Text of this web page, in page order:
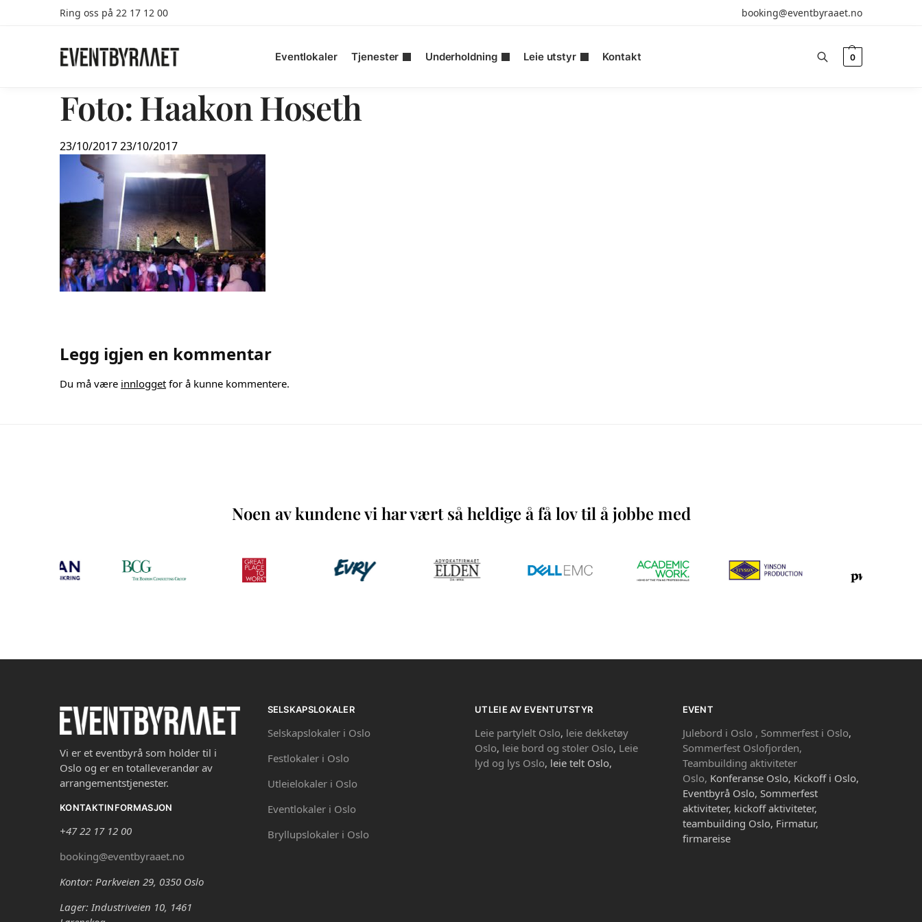
Ring oss på 22 17 12 00 booking@eventbyraaet.no
Eventlokaler Tjenester Underholdning Leie utstyr Kontakt
Search
0
Foto: Haakon Hoseth
23/10/201723/10/2017
Legg igjen en kommentar
Du må være innlogget for å kunne kommentere.
Noen av kundene vi har vært så heldige å få lov til å jobbe med
Vi er et eventbyrå som holder til i
Oslo og er en totalleverandør av
arrangementstjenester.
KONTAKTINFORMASJON
+47 22 17 12 00
booking@eventbyraaet.no
Kontor: Parkveien 29, 0350 Oslo
Lager: Industriveien 10, 1461
SELSKAPSLOKALER
Selskapslokaler i Oslo
Festlokaler i Oslo
Utleielokaler i Oslo
Eventlokaler i Oslo
Bryllupslokaler i Oslo
UTLEIE AV EVENTUTSTYR
Leie partylelt Oslo, leie dekketøy
Oslo, leie bord og stoler Oslo, Leie
lyd og lys Oslo, leie telt Oslo,
EVENT
Julebord i Oslo , Sommerfest i Oslo,
Sommerfest Oslofjorden,
Teambuilding aktiviteter
Oslo, Konferanse Oslo, Kickoff i Oslo,
Eventbyrå Oslo, Sommerfest
aktiviteter, kickoff aktiviteter,
teambuilding Oslo, Firmatur,
firmareise